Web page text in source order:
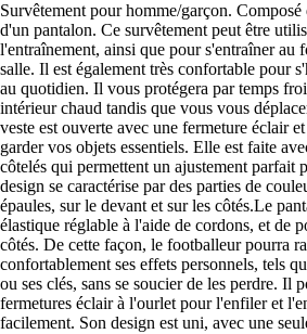
Survêtement pour homme/garçon.
d'un pantalon. Ce survêtement peut être
l'entraînement, ainsi que pour s'entraîner au
salle. Il est également très confortable pour
au quotidien. Il vous protégera par temps
intérieur chaud tandis que vous vous
veste est ouverte avec une fermeture éclair
garder vos objets essentiels. Elle est faite
côtelés qui permettent un ajustement parfait
design se caractérise par des parties de
épaules, sur le devant et sur les côtés.Le
élastique réglable à l'aide de cordons, et de
côtés. De cette façon, le footballeur pourra
confortablement ses effets personnels, tels
ou ses clés, sans se soucier de les perdre. Il
fermetures éclair à l'ourlet pour l'enfiler et
facilement. Son design est uni, avec une